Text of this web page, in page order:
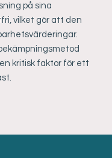
på sina
vilket gör att den
kritisk faktor för ett